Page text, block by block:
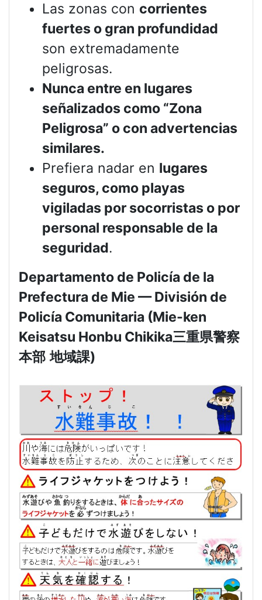
Las zonas con corrientes
fuertes o gran profundidad
son extremadamente
peligrosas.
Nunca entre en lugares
señalizados como “Zona
Peligrosa” o con advertencias
similares.
Prefiera nadar en lugares
seguros, como playas
vigiladas por socorristas o por
personal responsable de la
seguridad.
Departamento de Policía de la
Prefectura de Mie — División de
Policía Comunitaria (Mie-ken
Keisatsu Honbu Chikika三重県警察
本部 地域課)